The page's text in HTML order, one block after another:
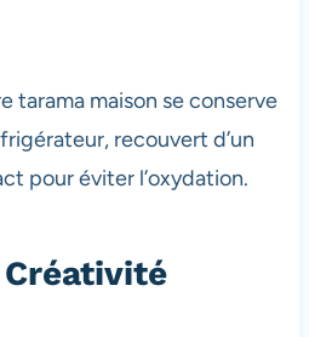
tarama maison se conserve
recouvert d’un
pour éviter l’oxydation.